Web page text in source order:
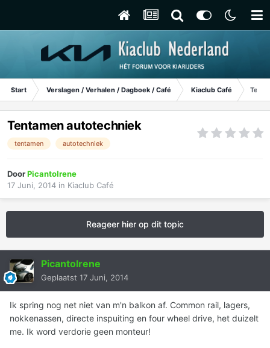
Start Verslagen / Verhalen / Dagboek / Café Kiaclub Café
Tentamen autotechniek
tentamen autotechniek
DoorPicantoIrene
17 Juni, 2014 in Kiaclub Café
Reageer hier op dit topic
PicantoIrene
Geplaatst 17 Juni, 2014
Ik spring nog net niet van m'n balkon af. Common rail, lagers,
nokkenassen, directe inspuiting en four wheel drive, het duizelt
me. Ik word verdorie geen monteur!